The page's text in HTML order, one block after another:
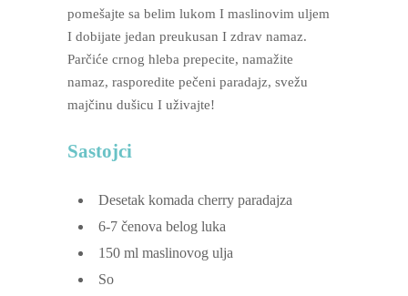
pomešajte sa belim lukom I maslinovim uljem
I dobijate jedan preukusan I zdrav namaz.
Parčiće crnog hleba prepecite, namažite
namaz, rasporedite pečeni paradajz, svežu
majčinu dušicu I uživajte!
Sastojci
Desetak komada cherry paradajza
6-7 čenova belog luka
150 ml maslinovog ulja
So